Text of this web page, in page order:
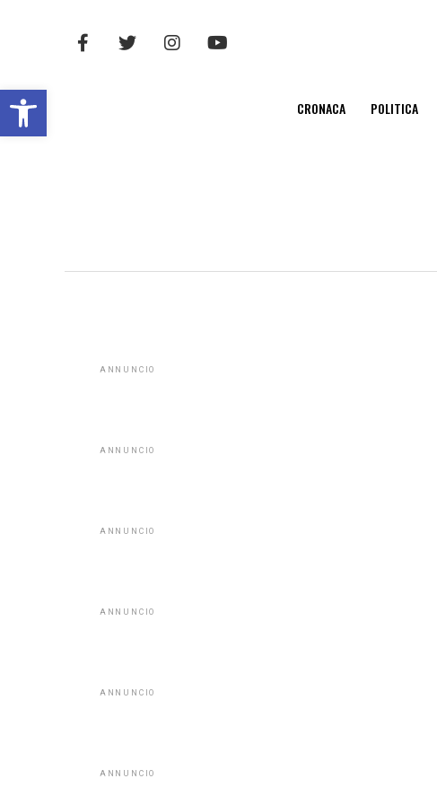
Open toolbar CRONACA POLITICA
ANNUNCIO
ANNUNCIO
ANNUNCIO
ANNUNCIO
ANNUNCIO
ANNUNCIO